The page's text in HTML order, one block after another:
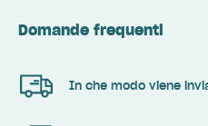
Domande frequenti
In che modo viene